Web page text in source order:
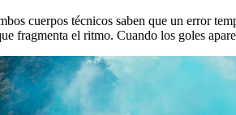
cuerpos técnicos saben que un error
fragmenta el ritmo. Cuando los goles